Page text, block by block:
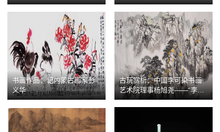
属于经营者的
书画作品：记内蒙古画家彭
义华
古玩赏析：中国李可染书画
艺术院理事杨旭尧——“李家
山水”经典传承